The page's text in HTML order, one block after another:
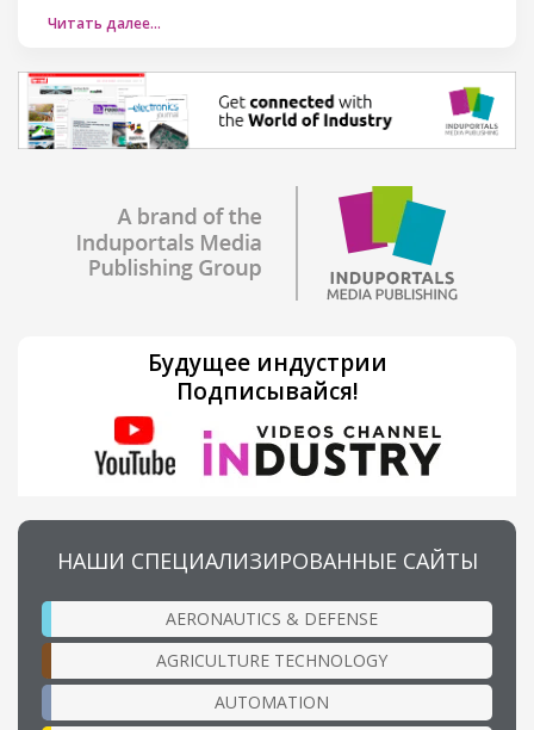
Читать далее…
Будущее индустрии
Подписывайся!
НАШИ СПЕЦИАЛИЗИРОВАННЫЕ САЙТЫ
AERONAUTICS & DEFENSE
AGRICULTURE TECHNOLOGY
AUTOMATION